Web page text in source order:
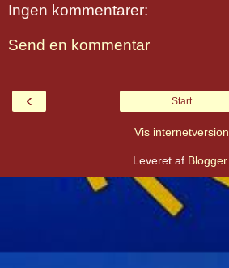
Ingen kommentarer:
Send en kommentar
‹ Start
Vis internetversion
Leveret af Blogger.